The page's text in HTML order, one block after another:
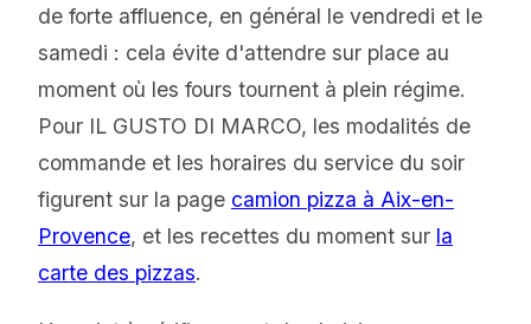
de forte affluence, en général le vendredi et le
samedi : cela évite d'attendre sur place au
moment où les fours tournent à plein régime.
Pour IL GUSTO DI MARCO, les modalités de
commande et les horaires du service du soir
figurent sur la page camion pizza à Aix-en-
Provence, et les recettes du moment sur la
carte des pizzas.